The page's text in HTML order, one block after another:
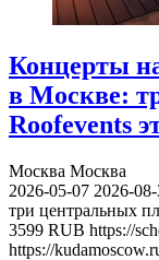
Концерты
в Москве:
Roofevents
Москва Москва
2026-05-07 2026-08-
три центральных
3599 RUB https://
https://